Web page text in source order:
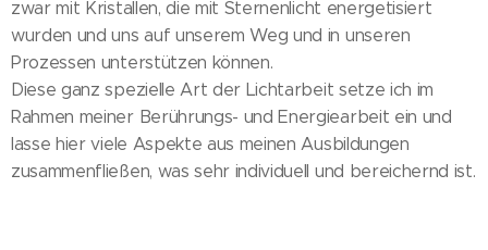
zwar mit Kristallen, die mit Sternenlicht energetisiert
wurden und uns auf unserem Weg und in unseren
Prozessen unterstützen können.
Diese ganz spezielle Art der Lichtarbeit setze ich im
Rahmen meiner Berührungs- und Energiearbeit ein und
lasse hier viele Aspekte aus meinen Ausbildungen
zusammenfließen, was sehr individuell und bereichernd ist.